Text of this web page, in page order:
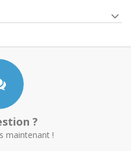
?
maintenant !